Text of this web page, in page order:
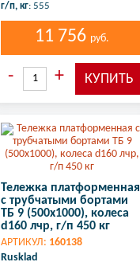
г/п, кг: 555
11 756 руб.
Тележка платформенная
с трубчатыми бортами
ТБ 9 (500х1000), колеса
d160 лчр, г/п 450 кг
АРТИКУЛ: 160138
Rusklad